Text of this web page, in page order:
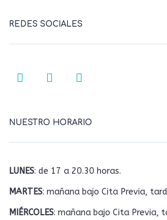
REDES SOCIALES
NUESTRO HORARIO
LUNES: de 17 a 20.30 horas.
MARTES: mañana bajo Cita Previa,
MIÉRCOLES: mañana bajo Cita Previa,